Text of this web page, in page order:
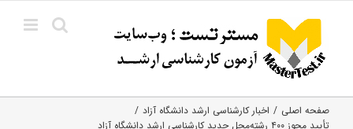
content
صفحه اصلی
اخبار کارشناسی ارشد دانشگاه آزاد
تأیید مجوز ۴۰۰ رشته‌محل جدید کارشناسی ارشد دانشگاه آزاد